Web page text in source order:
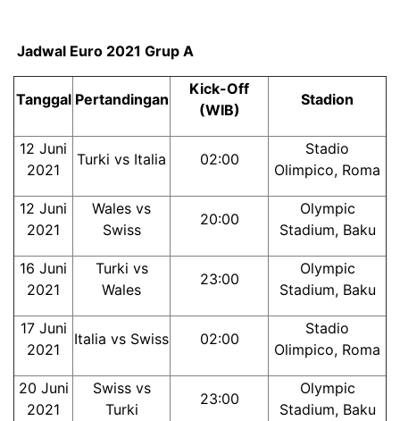
Jadwal Euro 2021 Grup A
Tanggal Pertandingan
Kick-Off
(WIB)
Stadion
12 Juni
2021
Turki vs Italia 02:00
Stadio
Olimpico, Roma
12 Juni
2021
Wales vs
Swiss
20:00
Olympic
Stadium, Baku
16 Juni
2021
Turki vs
Wales
23:00
Olympic
Stadium, Baku
17 Juni
2021
Italia vs Swiss 02:00
Stadio
Olimpico, Roma
20 Juni
2021
Swiss vs
Turki
23:00
Olympic
Stadium, Baku